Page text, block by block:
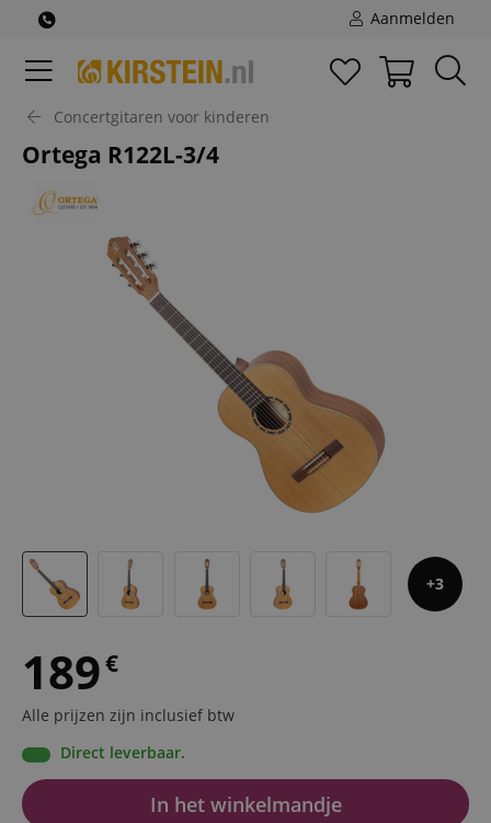
Aanmelden
Concertgitaren voor kinderen
Ortega R122L-3/4
3
189€
Alle prijzen zijn inclusief btw
Direct leverbaar.
In het winkelmandje